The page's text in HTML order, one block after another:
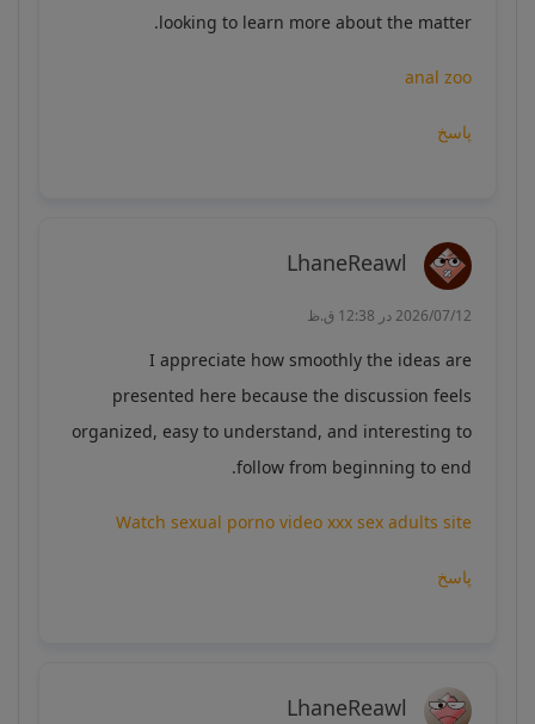
looking to learn more about the matter.
anal zoo
پاسخ
LhaneReawl
2026/07/12 در 12:38 ق.ظ
I appreciate how smoothly the ideas are
presented here because the discussion feels
organized, easy to understand, and interesting to
follow from beginning to end.
Watch sexual porno video xxx sex adults site
پاسخ
LhaneReawl